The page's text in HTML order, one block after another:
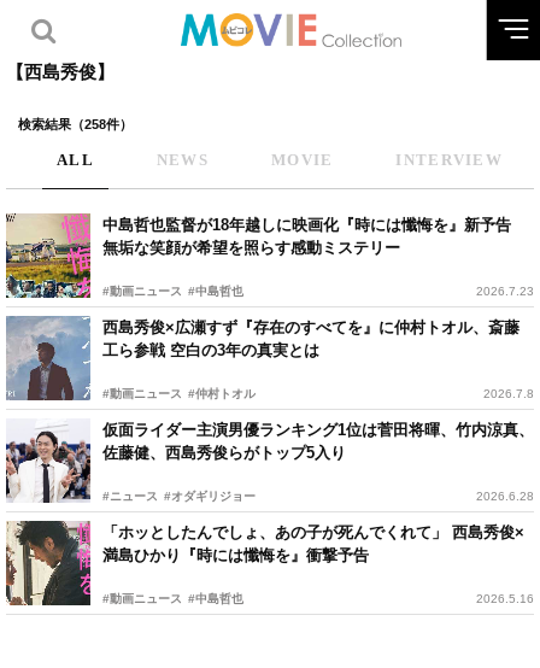
【西島秀俊】
検索結果（258件）
ALL NEWS MOVIE INTERVIEW
中島哲也監督が18年越しに映画化『時には懺悔を』新予告
無垢な笑顔が希望を照らす感動ミステリー
#動画ニュース #中島哲也 2026.7.23
西島秀俊×広瀬すず『存在のすべてを』に仲村トオル、斎藤
工ら参戦 空白の3年の真実とは
#動画ニュース #仲村トオル 2026.7.8
仮面ライダー主演男優ランキング1位は菅田将暉、竹内涼真、
佐藤健、西島秀俊らがトップ5入り
#ニュース #オダギリジョー 2026.6.28
「ホッとしたんでしょ、あの子が死んでくれて」 西島秀俊×
満島ひかり『時には懺悔を』衝撃予告
#動画ニュース #中島哲也 2026.5.16